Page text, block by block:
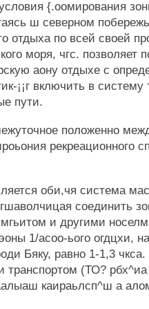
{.оомирования
ш северном
отдыха по всей своей
моря, чгс. позволяет
аону отдыхе с
¡¡г включить в систему
пути.
положенно
рекреационного
оби,чя система
соединить
и другими
1/асоо-ього огдцхи,
Бяку, равно 1-1,3
транспортом (ТО?
каираьлсп^ш а